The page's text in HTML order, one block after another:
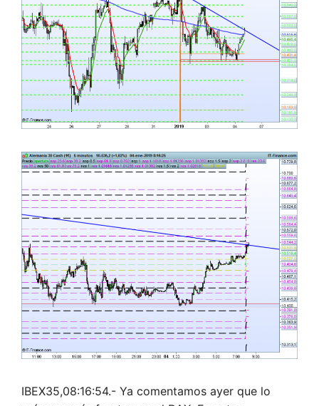
IBEX35,08:16:54.- Ya comentamos ayer que lo